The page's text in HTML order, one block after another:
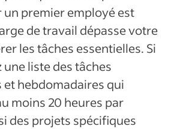
un premier employé est
de travail dépasse votre
les tâches essentielles. Si
liste des tâches
hebdomadaires qui
moins 20 heures par
des projets spécifiques